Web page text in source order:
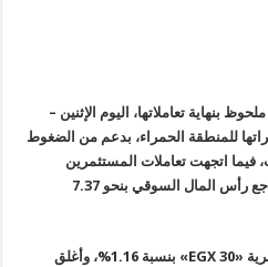
بنهاية تعاملاتها، اليوم الإثنين –
للمنطقة الحمراء، بدعم من الضغوط
فيما اتجهت تعاملات المستثمرين
المصريين والعرب نحو الشراء، وتراجع رأس المال السوقي بنحو 7.37
«EGX 30»
بنسبة 1.16%، وأغلق